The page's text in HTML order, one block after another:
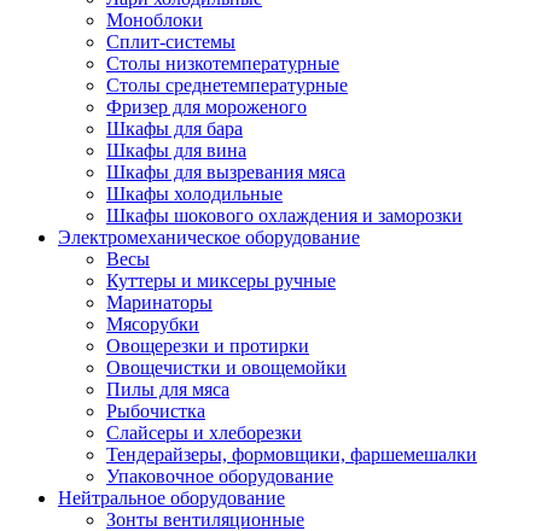
Моноблоки
Сплит-системы
Столы низкотемпературные
Столы среднетемпературные
Фризер для мороженого
Шкафы для бара
Шкафы для вина
Шкафы для вызревания мяса
Шкафы холодильные
Шкафы шокового охлаждения и заморозки
Электромеханическое оборудование
Весы
Куттеры и миксеры ручные
Маринаторы
Мясорубки
Овощерезки и протирки
Овощечистки и овощемойки
Пилы для мяса
Рыбочистка
Слайсеры и хлеборезки
Тендерайзеры, формовщики, фаршемешалки
Упаковочное оборудование
Нейтральное оборудование
Зонты вентиляционные